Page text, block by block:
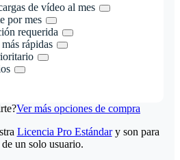
de vídeo al mes
por mes
requerida
rápidas
Ver más opciones de compra
Licencia Pro Estándary son para
de un solo usuario.